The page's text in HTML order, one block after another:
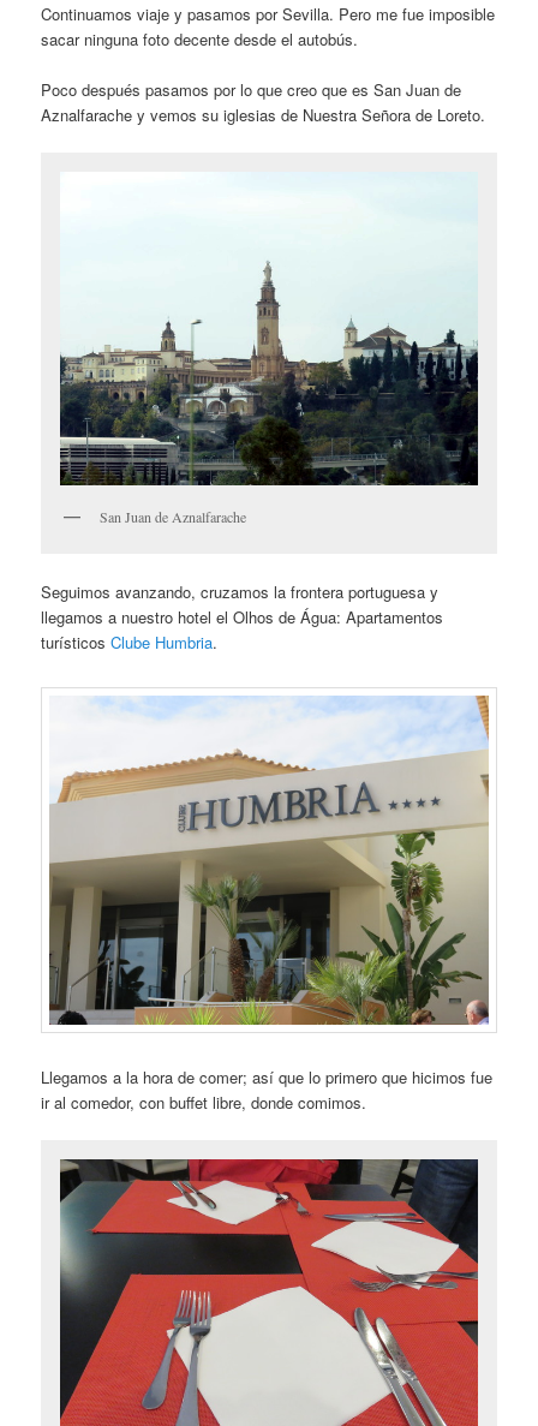
Continuamos viaje y pasamos por Sevilla. Pero me fue imposible
sacar ninguna foto decente desde el autobús.
Poco después pasamos por lo que creo que es San Juan de
Aznalfarache y vemos su iglesias de Nuestra Señora de Loreto.
San Juan de Aznalfarache
Seguimos avanzando, cruzamos la frontera portuguesa y
llegamos a nuestro hotel el Olhos de Água: Apartamentos
turísticosClube Humbria.
Llegamos a la hora de comer; así que lo primero que hicimos fue
ir al comedor, con buffet libre, donde comimos.